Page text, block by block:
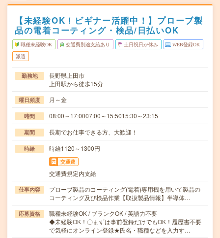
【未経験OK！ビギナー活躍中！】プローブ製
品の電着コーティング・検品/日払いOK
職種未経験OK 交通費別途支給あり 土日祝日が休み WEB登録OK
派遣
勤務地
長野県上田市
上田駅から徒歩15分
曜日頻度 月～金
時間 08:00～17:0007:00～15:5015:30～23:15
期間 長期でお仕事できる方、大歓迎！
時給 時給1120～1300円
交通費
交通費規定内支給
仕事内容
プローブ製品のコーティング(電着)専用機を用いて製品の
コーティング及び検品作業【取扱製品情報】半導体…
応募資格
職種未経験OK / ブランクOK / 英語力不要
◆未経験OK！〇まずは事前登録だけでもOK！履歴書不要
で気軽にオンライン登録★氏名・職種などを入力す…